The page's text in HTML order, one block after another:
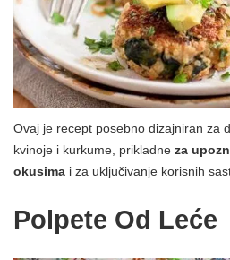
Ovaj je recept posebno dizajniran za
kvinoje i kurkume, prikladne za
okusima i za uključivanje korisnih
Polpete Od Leće